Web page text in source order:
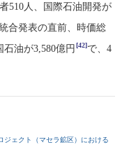
510人、国際石油開発が
合発表の直前、時価総
油が3,580億円 [42]で、4
ジェクト（マセラ鉱区）における